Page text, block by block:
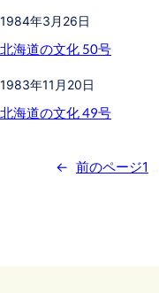
1984年3月26日
北海道の文化 50号
1983年11月20日
北海道の文化 49号
← 前のページ1